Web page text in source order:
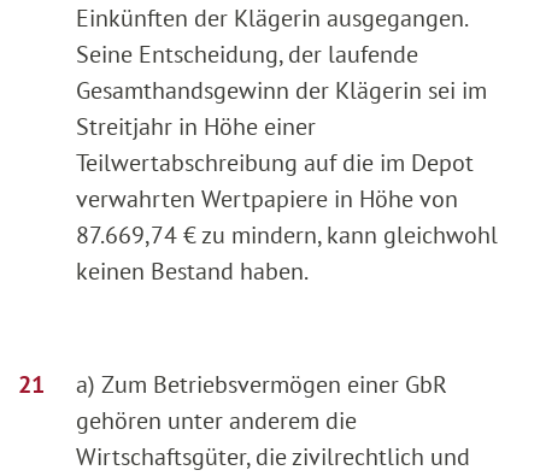
Einkünften der Klägerin ausgegangen.
Seine Entscheidung, der laufende
Gesamthandsgewinn der Klägerin sei im
Streitjahr in Höhe einer
Teilwertabschreibung auf die im Depot
verwahrten Wertpapiere in Höhe von
87.669,74 € zu mindern, kann gleichwohl
keinen Bestand haben.
a) Zum Betriebsvermögen einer GbR
gehören unter anderem die
Wirtschaftsgüter, die zivilrechtlich und